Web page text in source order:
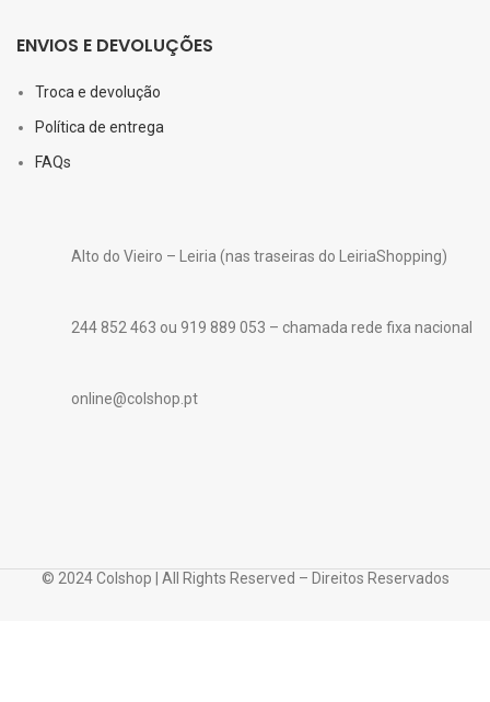
ENVIOS E DEVOLUÇÕES
Troca e devolução
Política de entrega
FAQs
Alto do Vieiro – Leiria (nas traseiras do LeiriaShopping)
244 852 463 ou 919 889 053 – chamada rede fixa nacional
online@colshop.pt
© 2024 Colshop | All Rights Reserved – Direitos Reservados